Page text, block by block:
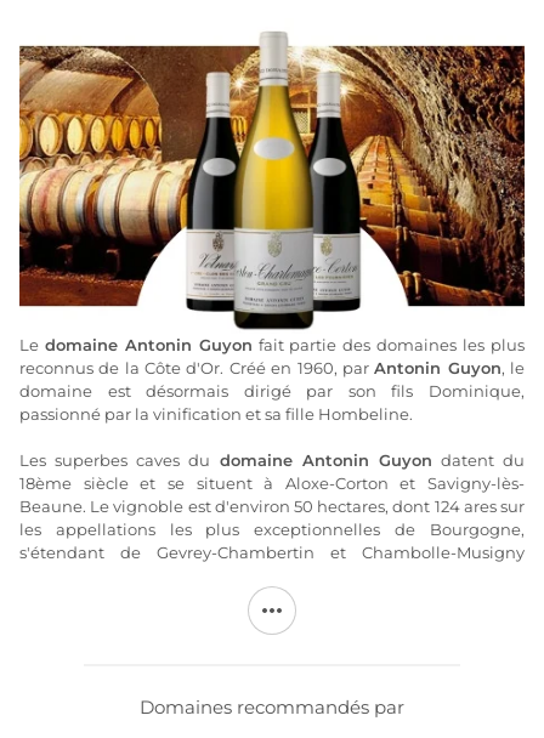
​Le domaine Antonin Guyon fait partie des domaines les plus
reconnus de la Côte d'Or. Créé en 1960, parAntonin Guyon, le
domaine est désormais dirigé par son fils Dominique,
passionné par la vinification et sa fille Hombeline.
Les superbes caves du domaine Antonin Guyon datent du
18ème siècle et se situent à Aloxe-Corton et Savigny-lès-
Beaune. Le vignoble est d'environ 50 hectares, dont 124 ares sur
les appellations les plus exceptionnelles de Bourgogne,
s'étendant de Gevrey-Chambertin et Chambolle-Musigny
lès-Beaune, Beaune, Volnay, Meursault. La gamme proposée
est large, avec comme points forts, en Côte de Nuits, un
chêne et sont embouteillés au domaine.
Domaines recommandés par